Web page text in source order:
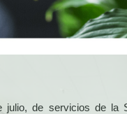
de servicios de la